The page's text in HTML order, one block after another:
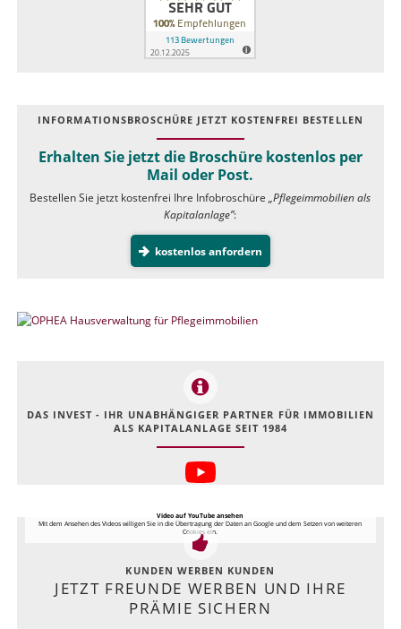
INFOR­MATIONS­BROSCHÜRE JETZT KOSTEN­FREI BESTELLEN
Erhalten Sie jetzt die Broschüre kostenlos per
Mail oder Post.
Bestellen Sie jetzt kostenfrei Ihre Infobroschüre„Pflegeimmobilien als
Kapitalanlage”:
kostenlos anfordern
DAS INVEST - IHR UNABHÄNGIGER PARTNER FÜR IMMOBILIEN
ALS KAPITALANLAGE SEIT 1984
Video auf YouTube ansehen
Mit dem Ansehen des Videos willigen Sie in die Übertragung der Daten an Google und dem Setzen von weiteren
Cookies ein.
KUNDEN WERBEN KUNDEN
JETZT FREUNDE WERBEN UND IHRE
PRÄMIE SICHERN